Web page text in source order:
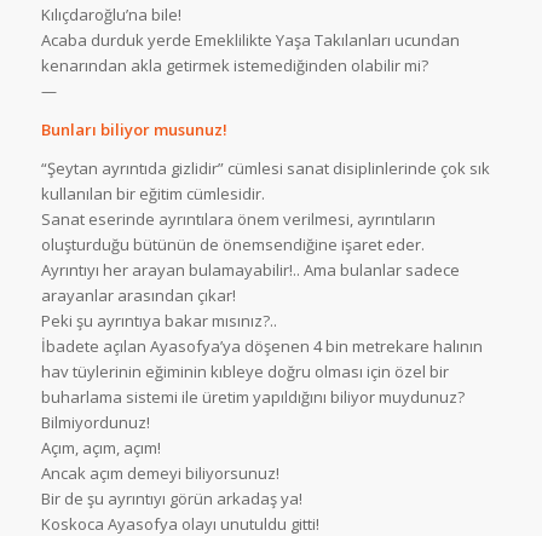
Kılıçdaroğlu’na bile!
Acaba durduk yerde Emeklilikte Yaşa Takılanları ucundan
kenarından akla getirmek istemediğinden olabilir mi?
—
Bunları biliyor musunuz!
“Şeytan ayrıntıda gizlidir” cümlesi sanat disiplinlerinde çok sık
kullanılan bir eğitim cümlesidir.
Sanat eserinde ayrıntılara önem verilmesi, ayrıntıların
oluşturduğu bütünün de önemsendiğine işaret eder.
Ayrıntıyı her arayan bulamayabilir!.. Ama bulanlar sadece
arayanlar arasından çıkar!
Peki şu ayrıntıya bakar mısınız?..
İbadete açılan Ayasofya’ya döşenen 4 bin metrekare halının
hav tüylerinin eğiminin kıbleye doğru olması için özel bir
buharlama sistemi ile üretim yapıldığını biliyor muydunuz?
Bilmiyordunuz!
Açım, açım, açım!
Ancak açım demeyi biliyorsunuz!
Bir de şu ayrıntıyı görün arkadaş ya!
Koskoca Ayasofya olayı unutuldu gitti!